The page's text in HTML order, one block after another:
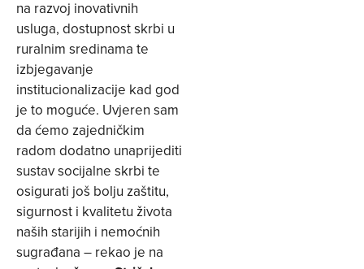
na razvoj inovativnih
usluga, dostupnost skrbi u
ruralnim sredinama te
izbjegavanje
institucionalizacije kad god
je to moguće. Uvjeren sam
da ćemo zajedničkim
radom dodatno unaprijediti
sustav socijalne skrbi te
osigurati još bolju zaštitu,
sigurnost i kvalitetu života
naših starijih i nemoćnih
sugrađana – rekao je na